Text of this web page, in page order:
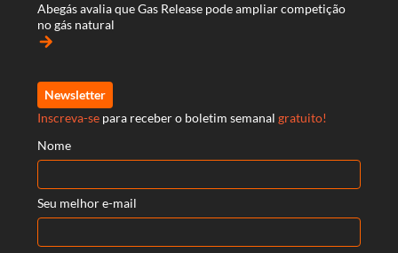
Abegás avalia que Gas Release pode ampliar competição
no gás natural
arrow_forward
Newsletter
Inscreva-se para receber o boletim semanal gratuito!
Nome
Seu melhor e-mail